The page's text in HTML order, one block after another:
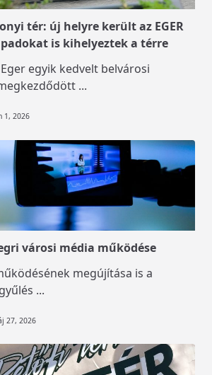
tér: új helyre került az EGER
is kihelyeztek a térre
egyik kedvelt belvárosi
...
1, 2026
városi média működése
megújítása is a
...
27, 2026